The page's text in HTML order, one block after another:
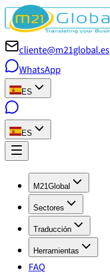
cliente@m21global.es
WhatsApp
ES
ES
M21Global
Sectores
Traducción
Herramientas
FAQ